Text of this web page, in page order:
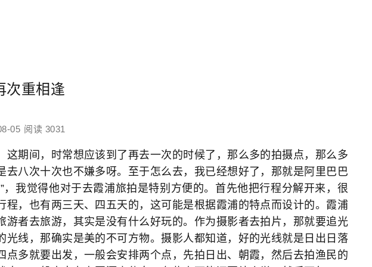
次重相逢
05 阅读 3031
这期间，时常想应该到了再去一次的时候了，那么多的拍摄点，那么多
去八次十次也不嫌多呀。至于怎么去，我已经想好了，那就是阿里巴巴
，我觉得他对于去霞浦旅拍是特别方便的。首先他把行程分解开来，很
程，也有两三天、四五天的，这可能是根据霞浦的特点而设计的。霞浦
游者去旅游，其实是没有什么好玩的。作为摄影者去拍片，那就要追光
光线，那确实是美的不可方物。摄影人都知道，好的光线就是日出日落
点多就要出发，一般会安排两个点，先拍日出、朝霞，然后去拍渔民的